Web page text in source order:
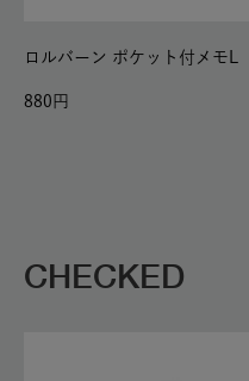
ロルバーン ポケット付メモL
880
CHECKED